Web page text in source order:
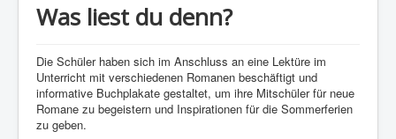
Was liest du denn?
Die Schüler haben sich im Anschluss an eine Lektüre im
Unterricht mit verschiedenen Romanen beschäftigt und
informative Buchplakate gestaltet, um ihre Mitschüler für neue
Romane zu begeistern und Inspirationen für die Sommerferien
zu geben.